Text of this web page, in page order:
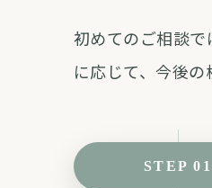
初めてのご相談
に応じて、今後の
STEP 01